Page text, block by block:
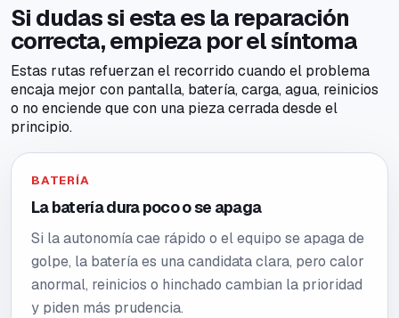
Si dudas si esta es la reparación
correcta, empieza por el síntoma
Estas rutas refuerzan el recorrido cuando el problema
encaja mejor con pantalla, batería, carga, agua, reinicios
o no enciende que con una pieza cerrada desde el
principio.
BATERÍA
La batería dura poco o se apaga
Si la autonomía cae rápido o el equipo se apaga de
golpe, la batería es una candidata clara, pero calor
anormal, reinicios o hinchado cambian la prioridad
y piden más prudencia.